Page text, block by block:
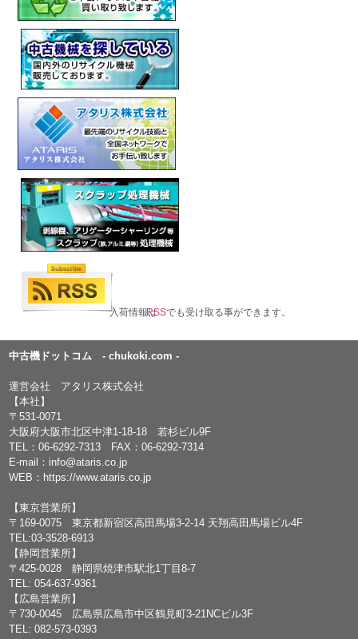
入荷情報はRSSでも受け取る事ができます。
中古機ドットコム - chukoki.com -
運営会社 アタリス株式会社
【本社】
〒531-0071
大阪府大阪市北区中津1-18-18 若杉ビル9F
TEL：06-6292-7313 FAX：06-6292-7314
E-mail： info@ataris.co.jp
WEB： https://www.ataris.co.jp
【東京営業所】
〒169-0075 東京都新宿区高田馬場3-2-14 天翔高田馬場ビル4F
TEL:03-3528-6913
【静岡営業所】
〒425-0028 静岡県焼津市駅北1丁目8-7
TEL: 054-637-9361
【広島営業所】
〒730-0045 広島県広島市中区鶴見町3-21NCビル3F
TEL: 082-573-0393